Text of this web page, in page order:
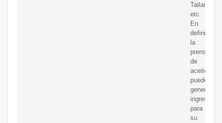
Tailandia,
etc.
En
definitiva,
la
prensa
de
aceite
puede
generar
ingresos
para
su